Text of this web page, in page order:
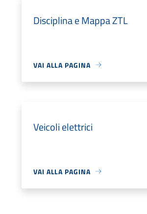
Disciplina e Mappa ZTL
VAI ALLA PAGINA
Veicoli elettrici
VAI ALLA PAGINA